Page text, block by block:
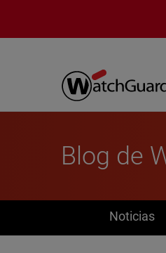
Blog de
News
Noticias